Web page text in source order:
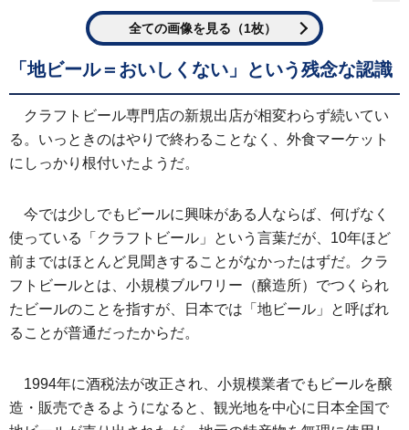
全ての画像を見る（1枚）
「地ビール＝おいしくない」という残念な認識
クラフトビール専門店の新規出店が相変わらず続いてい
る。いっときのはやりで終わることなく、外食マーケット
にしっかり根付いたようだ。
今では少しでもビールに興味がある人ならば、何げなく
使っている「クラフトビール」という言葉だが、10年ほど
前まではほとんど見聞きすることがなかったはずだ。クラ
フトビールとは、小規模ブルワリー（醸造所）でつくられ
たビールのことを指すが、日本では「地ビール」と呼ばれ
ることが普通だったからだ。
1994年に酒税法が改正され、小規模業者でもビールを醸
造・販売できるようになると、観光地を中心に日本全国で